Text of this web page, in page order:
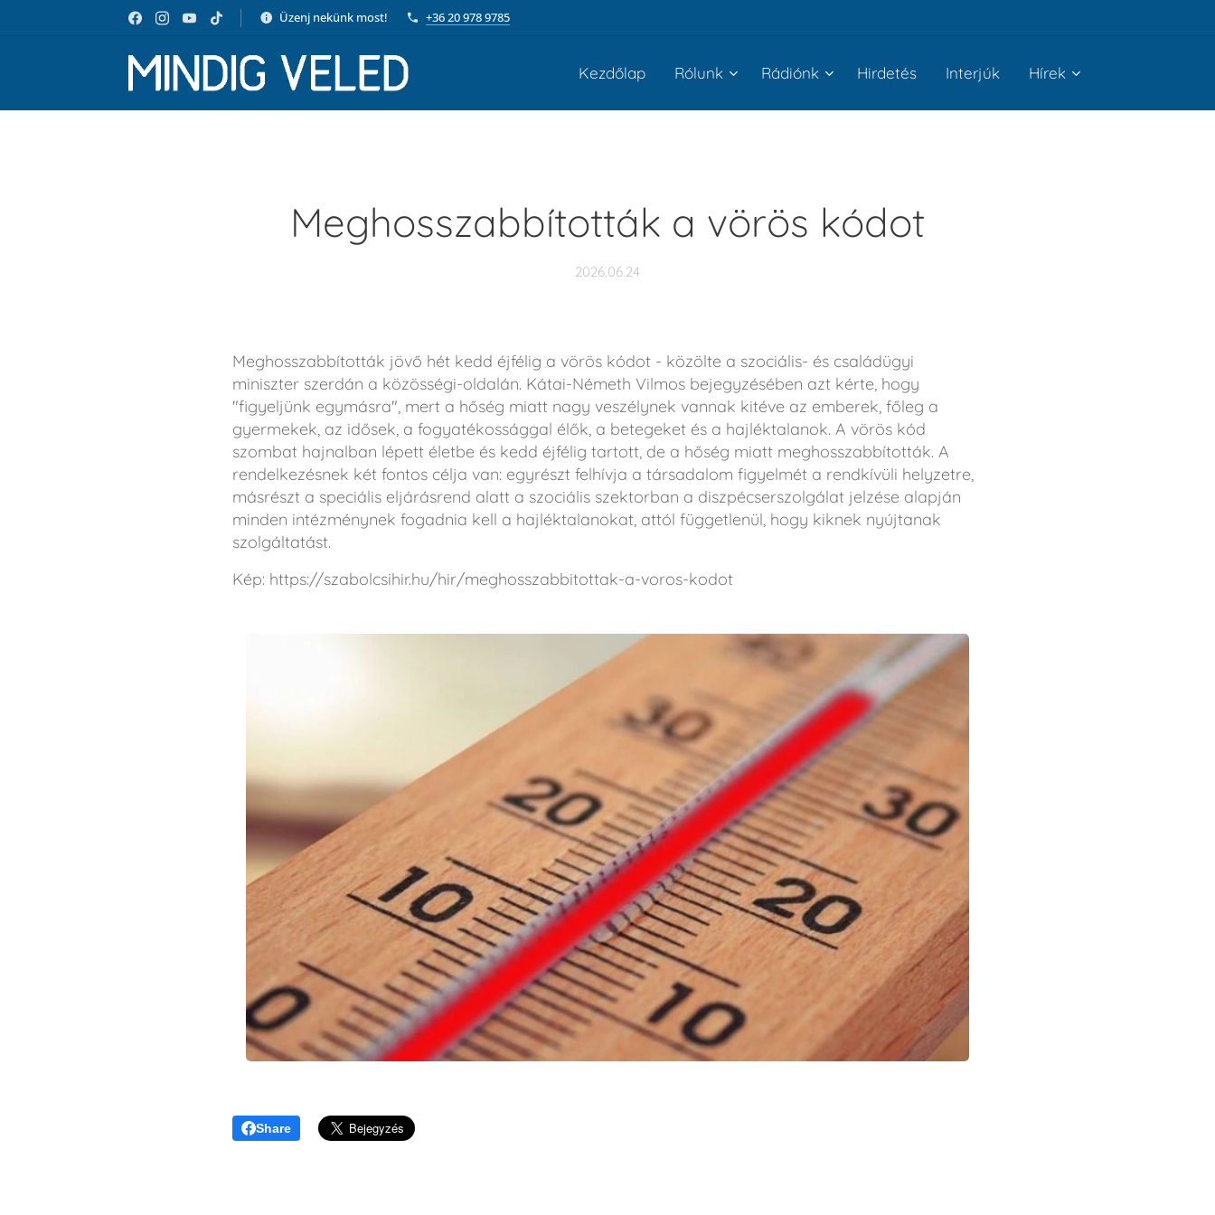
Üzenj nekünk most! +36 20 978 9785
Kezdőlap Rólunk Rádiónk Hirdetés Interjúk Hírek
Meghosszabbították a vörös kódot
2026.06.24
Meghosszabbították jövő hét kedd éjfélig a vörös kódot - közölte a szociális- és családügyi
miniszter szerdán a közösségi-oldalán. Kátai-Németh Vilmos bejegyzésében azt kérte, hogy
"figyeljünk egymásra", mert a hőség miatt nagy veszélynek vannak kitéve az emberek, főleg a
gyermekek, az idősek, a fogyatékossággal élők, a betegeket és a hajléktalanok. A vörös kód
szombat hajnalban lépett életbe és kedd éjfélig tartott, de a hőség miatt meghosszabbították. A
rendelkezésnek két fontos célja van: egyrészt felhívja a társadalom figyelmét a rendkívüli helyzetre,
másrészt a speciális eljárásrend alatt a szociális szektorban a diszpécserszolgálat jelzése alapján
minden intézménynek fogadnia kell a hajléktalanokat, attól függetlenül, hogy kiknek nyújtanak
szolgáltatást.
Kép: https://szabolcsihir.hu/hir/meghosszabbitottak-a-voros-kodot
Share